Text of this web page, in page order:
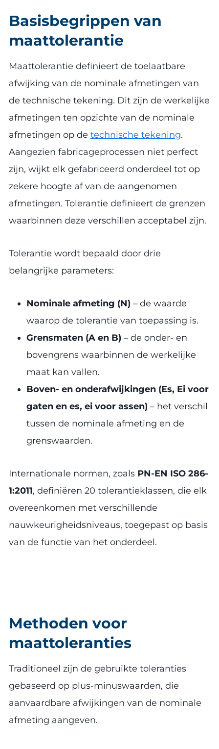
Basisbegrippen van
maattolerantie
Maattolerantie definieert de toelaatbare
afwijking van de nominale afmetingen van
de technische tekening. Dit zijn de werkelijke
afmetingen ten opzichte van de nominale
afmetingen op de technische tekening.
Aangezien fabricageprocessen niet perfect
zijn, wijkt elk gefabriceerd onderdeel tot op
zekere hoogte af van de aangenomen
afmetingen. Tolerantie definieert de grenzen
waarbinnen deze verschillen acceptabel zijn.
Tolerantie wordt bepaald door drie
belangrijke parameters:
Nominale afmeting (N) – de waarde
waarop de tolerantie van toepassing is.
Grensmaten (A en B) – de onder- en
bovengrens waarbinnen de werkelijke
maat kan vallen.
Boven- en onderafwijkingen (Es, Ei voor
gaten en es, ei voor assen) – het verschil
tussen de nominale afmeting en de
grenswaarden.
Internationale normen, zoals PN-EN ISO 286-
1:2011, definiëren 20 tolerantieklassen, die elk
overeenkomen met verschillende
nauwkeurigheidsniveaus, toegepast op basis
van de functie van het onderdeel.
Methoden voor
maattoleranties
Traditioneel zijn de gebruikte toleranties
gebaseerd op plus-minuswaarden, die
aanvaardbare afwijkingen van de nominale
afmeting aangeven.